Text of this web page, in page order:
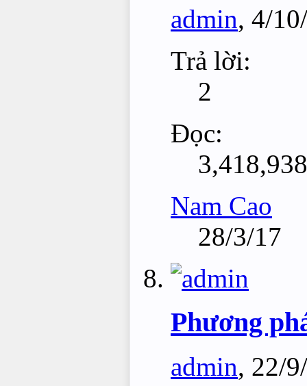
admin, 4/
Trả lời:
2
Đọc:
3,418,938
Nam Cao
28/3/17
Phương
admin, 22/